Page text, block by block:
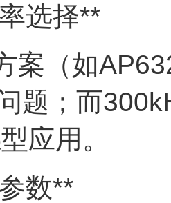
选择**
案（如
题；而
应用。
数**